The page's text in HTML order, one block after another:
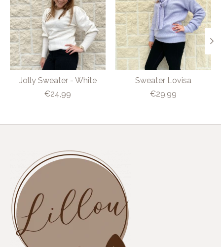
Jolly Sweater - White
€24,99
Sweater Lovisa
€29,99